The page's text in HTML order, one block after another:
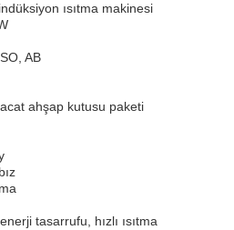
ısıtma makinesi
AB
ahşap kutusu paketi
tasarrufu, hızlı ısıtma